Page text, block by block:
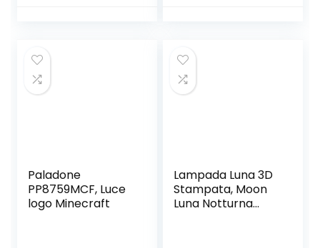
luce notturna per
la delle ragazze e
la camera
Acqua Effetto 8
Proiezione
Modalità 4 Musica
Paladone
PP8759MCF, Luce
logo Minecraft
Lampada Luna 3D
Stampata, Moon
Luna Notturna